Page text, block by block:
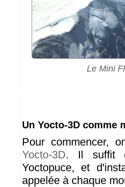
Le Mini
Un Yocto-3D comme
Pour commencer,
Yocto-3D. Il suffit
Yoctopuce, et
appelée à chaque